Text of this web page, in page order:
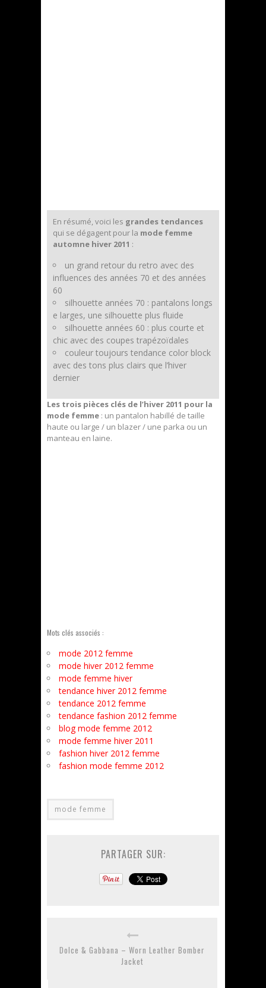
En résumé, voici les grandes tendances
qui se dégagent pour la mode femme
automne hiver 2011 :
un grand retour du retro avec des
influences des années 70 et des années
60
silhouette années 70 : pantalons longs
e larges, une silhouette plus fluide
silhouette années 60 : plus courte et
chic avec des coupes trapézoïdales
couleur toujours tendance color block
avec des tons plus clairs que l’hiver
dernier
Les trois pièces clés de l’hiver 2011 pour la
mode femme : un pantalon habillé de taille
haute ou large / un blazer / une parka ou un
manteau en laine.
Mots clés associés :
mode 2012 femme
mode hiver 2012 femme
mode femme hiver
tendance hiver 2012 femme
tendance 2012 femme
tendance fashion 2012 femme
blog mode femme 2012
mode femme hiver 2011
fashion hiver 2012 femme
fashion mode femme 2012
mode femme
PARTAGER SUR:
Dolce & Gabbana – Worn Leather Bomber
Jacket